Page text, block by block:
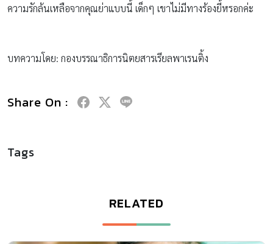
ความรักล้นเหลือจากคุณย่าแบบนี้ เด็กๆ เขาไม่มีทางร้องยี้หรอกค่ะ
บทความโดย: กองบรรณาธิการนิตยสารเรียลพาเรนติ้ง
Share On :
Tags
RELATED